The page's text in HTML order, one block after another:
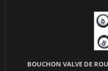
BOUCHON VALVE DE